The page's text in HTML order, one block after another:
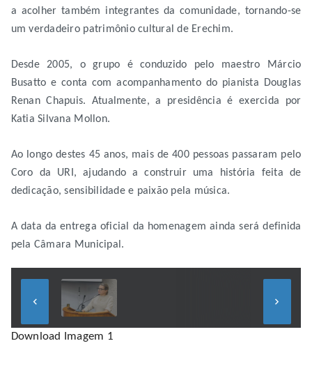
a acolher também integrantes da comunidade, tornando-se
um verdadeiro patrimônio cultural de Erechim.
Desde 2005, o grupo é conduzido pelo maestro Márcio
Busatto e conta com acompanhamento do pianista Douglas
Renan Chapuis. Atualmente, a presidência é exercida por
Katia Silvana Mollon.
Ao longo destes 45 anos, mais de 400 pessoas passaram pelo
Coro da URI, ajudando a construir uma história feita de
dedicação, sensibilidade e paixão pela música.
A data da entrega oficial da homenagem ainda será definida
pela Câmara Municipal.
keyboard_arrow_left keyboard_arrow_right
Download Imagem 1